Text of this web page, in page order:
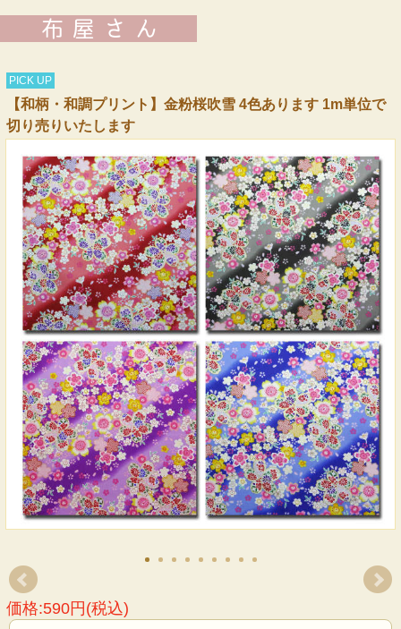
PICK UP
【和柄・和調プリント】金粉桜吹雪 4色あります 1m単位で
切り売りいたします
価格:590円(税込)